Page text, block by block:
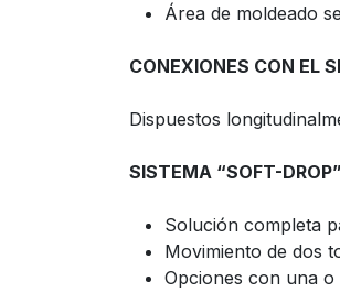
Área de moldeado
CONEXIONES CON EL
Dispuestos
SISTEMA “SOFT-DROP”
Solución completa
Movimiento de dos
Opciones con una o